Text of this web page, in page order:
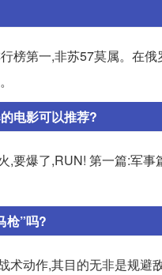
榜第一,非苏57莫属。在
电影可以推荐?
,要爆了,RUN! 第一篇:军
枪”吗?
术动作,其目的无非是规